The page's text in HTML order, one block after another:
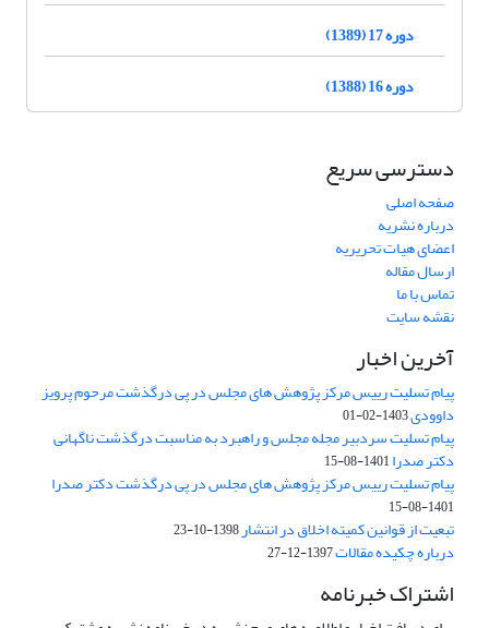
دوره 17 (1389)
دوره 16 (1388)
دسترسی سریع
صفحه اصلی
درباره نشریه
اعضای هیات تحریریه
ارسال مقاله
تماس با ما
نقشه سایت
آخرین اخبار
پیام تسلیت رییس مرکز پژوهش های مجلس در پی درگذشت مرحوم پرویز
داوودی1403-02-01
پیام تسلیت سردبیر مجله مجلس و راهبرد به مناسبت درگذشت ناگهانی
دکتر صدرا1401-08-15
پیام تسلیت رییس مرکز پژوهش های مجلس در پی درگذشت دکتر صدرا
1401-08-15
تبعیت از قوانین کمیته اخلاق در انتشار1398-10-23
درباره چکیده مقالات1397-12-27
اشتراک خبرنامه